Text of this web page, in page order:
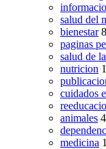
salud del
bienestar 8
paginas
salud de
nutricion 1
cuidados
animales 4
medicina